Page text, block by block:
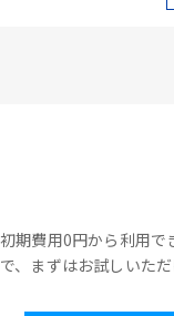
初期費用0円から利用で
で、まずはお試しいただ